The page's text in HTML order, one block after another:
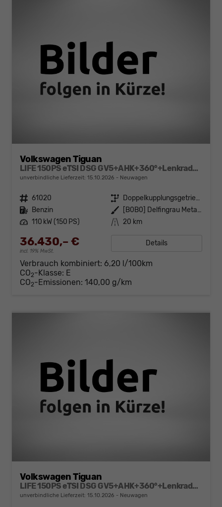
Volkswagen Tiguan
LIFE 150PS eTSI DSG GV5+AHK+360°+Lenkradheiz+IQ.Drive+ACC+App+eHeck+LED
unverbindliche Lieferzeit: 15.10.2026 Neuwagen
Fahrzeugnr. 61020 Getriebe
Doppelkupplungsgetriebe (DSG)
Kraftstoff Benzin Außenfarbe
[B0B0] Delfingrau Metallic
Leistung 110 kW (150 PS) Kilometerstand 20 km
36.430,– €
incl. 19% MwSt.
Details
Verbrauch kombiniert: 6,20 l/100km
CO2-Klasse: E
CO2-Emissionen: 140,00 g/km
Volkswagen Tiguan
LIFE 150PS eTSI DSG GV5+AHK+360°+Lenkradheiz+IQ.Drive+ACC+App+eHeck+LED
unverbindliche Lieferzeit: 15.10.2026 Neuwagen